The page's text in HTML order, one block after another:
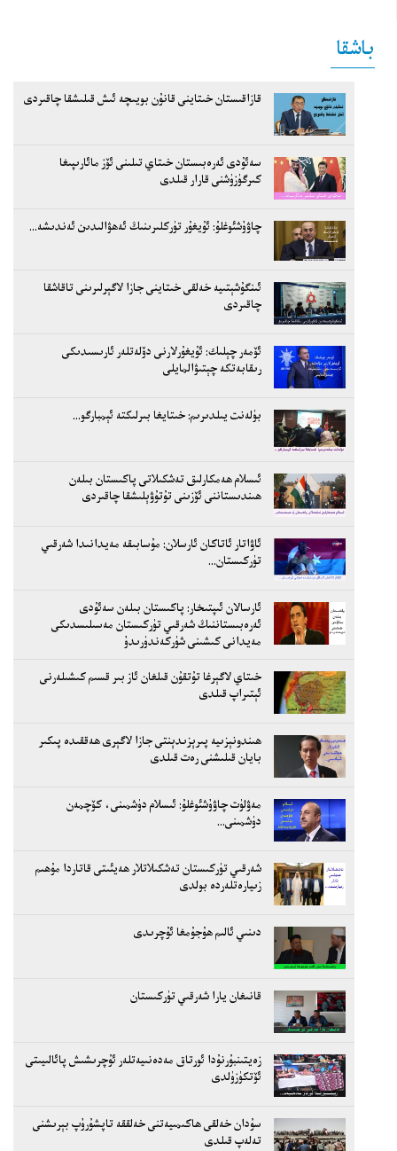
باشقا
قازاقىستان خىتاينى قانۇن بويىچە ئىش قىلىشقا چاقىردى
سەئۇدى ئەرەبىستان خىتاي تىلىنى ئۆز مائارىپىغا
كىرگۈزۈشنى قارار قىلدى
چاۋۇشئوغلۇ: ئۇيغۇر تۈركلىرىنىڭ ئەھۋالىدىن ئەندىشە...
ئىنگۇشېتىيە خەلقى خىتاينى جازا لاگېرلىرىنى تاقاشقا
چاقىردى
ئۆمەر چېلىك: ئۇيغۇرلارنى دۆلەتلەر ئارىسىدىكى
رىقابەتكە چېتىۋالمايلى
بۈلەنت يىلدىرىم: خىتايغا بىرلىكتە ئېمبارگو...
ئىسلام ھەمكارلىق تەشكىلاتى پاكىستان بىلەن
ھىندىستاننى ئۆزىنى تۇتۇۋېلىشقا چاقىردى
ئاۋاتار ئاتاكان ئارسلان: مۇسابىقە مەيدانىدا شەرقىي
تۈركىستان...
ئارسالان ئىپتىخار: پاكىستان بىلەن سەئۇدى
ئەرەبىستاننىڭ شەرقىي تۈركىستان مەسىلىسدىكى
مەيدانى كىشىنى شۈركەندۈرىدۇ
خىتاي لاگېرغا تۇتقۇن قىلغان ئاز بىر قسىم كىشىلەرنى
ئېتىراپ قىلدى
ھىندونېزىيە پىرېزىدېنتى جازا لاگېرى ھەققىدە پىكىر
بايان قىلىشنى رەت قىلدى
مەۋلۈت چاۋۇشئوغلۇ: ئىسلام دۈشمىنى، كۆچمەن
دۈشمىنى...
شەرقىي تۈركىستان تەشكىلاتلار ھەيئىتى قاتاردا مۇھىم
زىيارەتلەردە بولدى
دىنىي ئالىم ھۇجۇمغا ئۇچرىدى
قانىغان يارا شەرقىي تۈركىستان
زەيتىنبۇرنۇدا ئورتاق مەدەنىيەتلەر ئۇچرىشىش پائالىيىتى
ئۆتكۈزۈلدى
سۇدان خەلقى ھاكىمىيەتنى خەلققە تاپشۇرۇپ بېرىشنى
تەلەپ قىلدى